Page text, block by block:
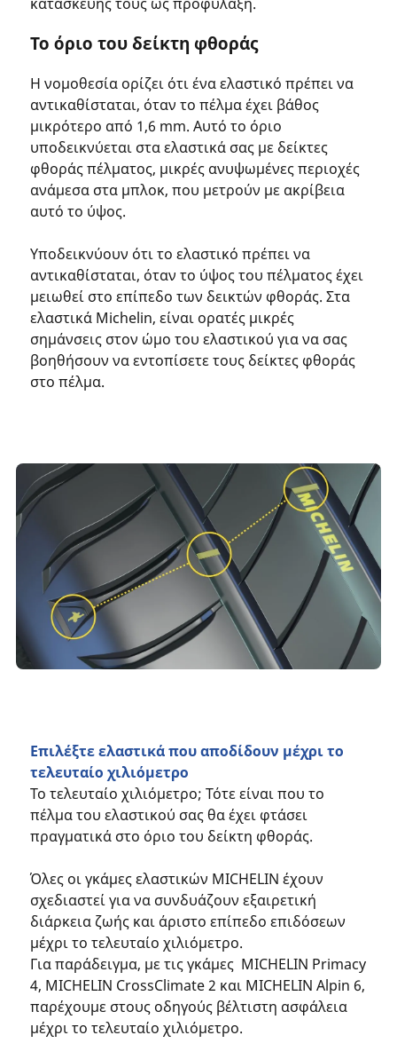
κατασκευής τους ως προφύλαξη.
Το όριο του δείκτη φθοράς
Η νομοθεσία ορίζει ότι ένα ελαστικό πρέπει να
αντικαθίσταται, όταν το πέλμα έχει βάθος
μικρότερο από 1,6 mm. Αυτό το όριο
υποδεικνύεται στα ελαστικά σας με δείκτες
φθοράς πέλματος, μικρές ανυψωμένες περιοχές
ανάμεσα στα μπλοκ, που μετρούν με ακρίβεια
αυτό το ύψος.
Υποδεικνύουν ότι το ελαστικό πρέπει να
αντικαθίσταται, όταν το ύψος του πέλματος έχει
μειωθεί στο επίπεδο των δεικτών φθοράς. Στα
ελαστικά Michelin, είναι ορατές μικρές
σημάνσεις στον ώμο του ελαστικού για να σας
βοηθήσουν να εντοπίσετε τους δείκτες φθοράς
στο πέλμα.
Επιλέξτε ελαστικά που αποδίδουν μέχρι το
τελευταίο χιλιόμετρο
Το τελευταίο χιλιόμετρο; Τότε είναι που το
πέλμα του ελαστικού σας θα έχει φτάσει
πραγματικά στο όριο του δείκτη φθοράς.
Όλες οι γκάμες ελαστικών MICHELIN έχουν
σχεδιαστεί για να συνδυάζουν εξαιρετική
διάρκεια ζωής και άριστο επίπεδο επιδόσεων
μέχρι το τελευταίο χιλιόμετρο.
Για παράδειγμα, με τις γκάμες MICHELIN Primacy
4, MICHELIN CrossClimate 2 και MICHELIN Alpin 6,
παρέχουμε στους οδηγούς βέλτιστη ασφάλεια
μέχρι το τελευταίο χιλιόμετρο.